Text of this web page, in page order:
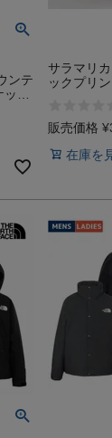
ンテ
ット
ル
MT
サラマリ
ックプリ
Print All In
販売価格 ¥
在庫を